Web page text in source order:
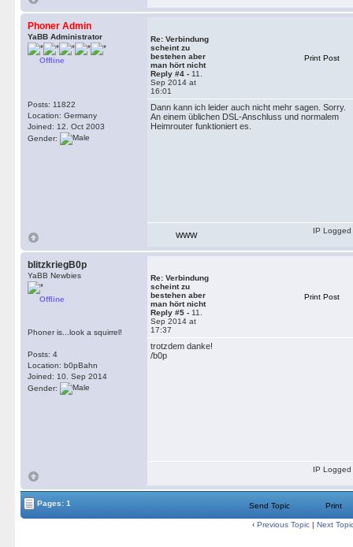
Phoner Admin
YaBB Administrator
Offline
Posts: 11822
Location: Germany
Joined: 12. Oct 2003
Gender:
Re: Verbindung
scheint zu
bestehen aber
man hört nicht
Reply #4 - 11.
Sep 2014 at
16:01
Print Post
Dann kann ich leider auch nicht mehr sagen. Sorry.
An einem üblichen DSL-Anschluss und normalem
Heimrouter funktioniert es.
WWW
IP Logged
blitzkriegB0p
YaBB Newbies
Offline
Phoner is...look a squirrel!
Posts: 4
Location: b0pBahn
Joined: 10. Sep 2014
Gender:
Re: Verbindung
scheint zu
bestehen aber
man hört nicht
Reply #5 - 11.
Sep 2014 at
17:37
Print Post
trotzdem danke!
/b0p
IP Logged
Pages: 1 Send Topic Print
‹ Previous Topic | Next